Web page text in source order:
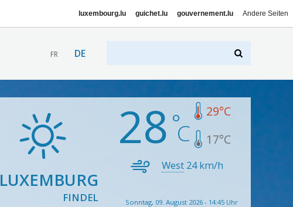
luxembourg.lu guichet.lu gouvernement.lu Andere Seiten
FR DE
LUXEMBURG
FINDEL
28 29°C
17°C
West 24km/h
Sonntag, 09. August 2026 - 14:45 Uhr